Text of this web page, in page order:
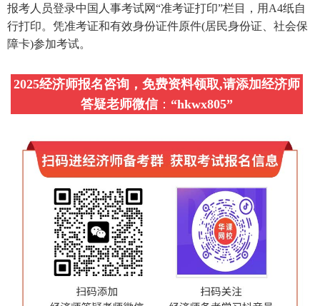
报考人员登录中国人事考试网“准考证打印”栏目，用A4纸自
行打印。凭准考证和有效身份证件原件(居民身份证、社会保
障卡)参加考试。
2025经济师报名咨询，免费资料领取,请添加经济师
答疑老师微信： “hkwx805”